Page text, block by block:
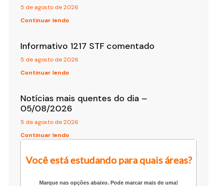
5 de agosto de 2026
Continuar lendo
Informativo 1217 STF comentado
5 de agosto de 2026
Continuar lendo
Notícias mais quentes do dia –
05/08/2026
5 de agosto de 2026
Continuar lendo
Você está estudando para quais áreas?
Marque nas opções abaixo. Pode marcar mais de uma!